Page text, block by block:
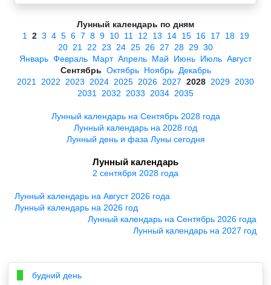
Лунный календарь по дням
1
2 3 4 5 6 7 8 9 10 11 12 13 14 15 16 17 18 19
20 21 22 23 24 25 26 27 28 29 30
Январь Февраль Март Апрель Май Июнь Июль Август
Сентябрь Октябрь Ноябрь Декабрь
2021
2022 2023 2024 2025 2026 2027 2028 2029 2030
2031
2032 2033 2034 2035
Лунный календарь на Сентябрь 2028 года
Лунный календарь на 2028 год
Лунный день и фаза Луны сегодня
Лунный календарь
2 сентября 2028 года
Лунный календарь на Август 2026 года
Лунный календарь на 2026 год
Лунный календарь на Сентябрь 2026 года
Лунный календарь на 2027 год
будний день